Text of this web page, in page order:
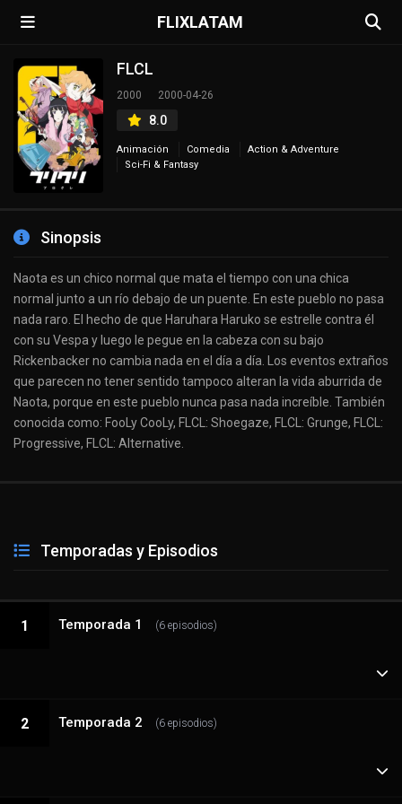
FLIXLATAM
FLCL
2000 2000-04-26
8.0
Animación Comedia
Action & Adventure
Sci-Fi & Fantasy
Sinopsis
Naota es un chico normal que mata el tiempo con una chica
normal junto a un río debajo de un puente. En este pueblo no pasa
nada raro. El hecho de que Haruhara Haruko se estrelle contra él
con su Vespa y luego le pegue en la cabeza con su bajo
Rickenbacker no cambia nada en el día a día. Los eventos extraños
que parecen no tener sentido tampoco alteran la vida aburrida de
Naota, porque en este pueblo nunca pasa nada increíble. También
conocida como: FooLy CooLy, FLCL: Shoegaze, FLCL: Grunge, FLCL:
Progressive, FLCL: Alternative.
Temporadas y Episodios
1 Temporada 1 (6 episodios)
1 - 1 FooLy CooLy
2 Temporada 2 (6 episodios)